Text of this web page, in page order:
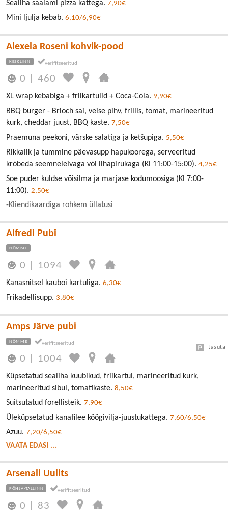
Sealiha saalami pizza kattega. 7,90€
Mini ljulja kebab. 6,10/6,90€
Alexela Roseni kohvik-pood
KESKLINN
0 |460
XL wrap kebabiga + friikartulid + Coca-Cola. 9,90€
BBQ burger - Brioch sai, veise pihv, frillis, tomat, marineeritud
kurk, cheddar juust, BBQ kaste. 7,50€
Praemuna peekoni, värske salatiga ja ketšupiga. 5,50€
Rikkalik ja tummine päevasupp hapukoorega, serveeritud
krõbeda seemneleivaga või lihapirukaga (Kl 11:00-15:00). 4,25€
Soe puder kuldse võisilma ja marjase kodumoosiga (Kl 7:00-
11:00). 2,50€
-Kliendikaardiga rohkem üllatusi
Alfredi Pubi
NÕMME
0 1094
Kanasnitsel kauboi kartuliga. 6,30€
Frikadellisupp. 3,80€
Amps Järve pubi
NÕMME
0 1004
tasuta
Küpsetatud sealiha kuubikud, friikartul, marineeritud kurk,
marineeritud sibul, tomatikaste. 8,50€
Suitsutatud forellisteik. 7,90€
Üleküpsetatud kanafilee köögivilja-juustukattega. 7,60/6,50€
Azuu. 7,20/6,50€
VAATA EDASI ...
Arsenali Uulits
PÕHJA-TALLINN
0 83